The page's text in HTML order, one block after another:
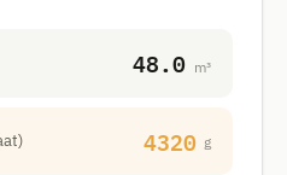
48.0 m³
4320 g